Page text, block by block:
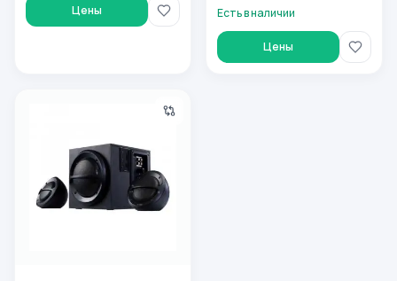
Цены Есть в наличии
Цены